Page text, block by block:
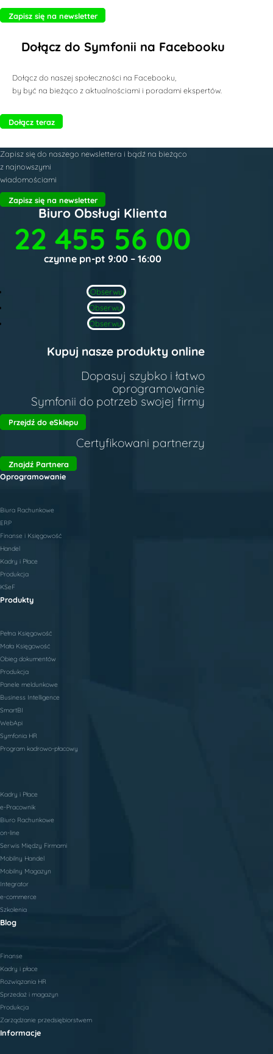
Zapisz się na newsletter
Dołącz do Symfonii na Facebooku
Dołącz do naszej społeczności na Facebooku,
by być na bieżąco z aktualnościami i poradami ekspertów.
Dołącz teraz
Zapisz się do naszego newslettera i bądź na bieżąco
z najnowszymi
wiadomościami
Zapisz się na newsletter
Biuro Obsługi Klienta
22 455 56 00
czynne pn-pt 9:00 – 16:00
Obserwuj
Obserwuj
Obserwuj
Kupuj nasze produkty online
Dopasuj szybko i łatwo
oprogramowanie
Symfonii do potrzeb swojej firmy
Przejdź do eSklepu
Certyfikowani partnerzy
Znajdź Partnera
Oprogramowanie
Biura Rachunkowe
ERP
Finanse i Księgowość
Handel
Kadry i Płace
Produkcja
KSeF
Produkty
Pełna Księgowość
Mała Księgowość
Obieg dokumentów
Produkcja
Panele meldunkowe
Business Intelligence
SmartBI
WebApi
Symfonia HR
Program kadrowo-płacowy
Kadry i Płace
e-Pracownik
Biuro Rachunkowe
on-line
Serwis Między Firmami
Mobilny Handel
Mobilny Magazyn
Integrator
e-commerce
Szkolenia
Blog
Finanse
Kadry i płace
Rozwiązania HR
Sprzedaż i magazyn
Produkcja
Zarządzanie przedsiębiorstwem
Informacje